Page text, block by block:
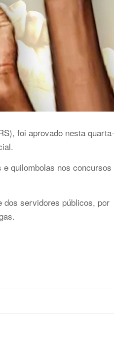
foi aprovado nesta quarta-
quilombolas nos concursos
dos servidores públicos, por